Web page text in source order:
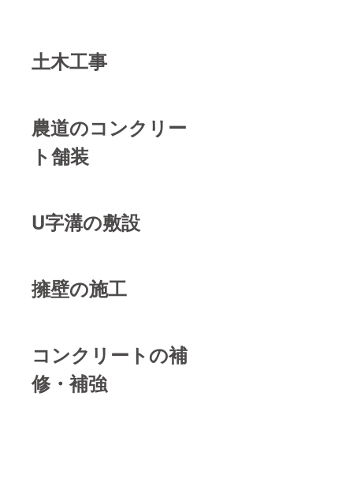
土木工事
農道のコンクリー
ト舗装
U字溝の敷設
擁壁の施工
コンクリートの補
修・補強